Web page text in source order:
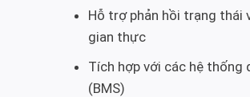
Hỗ trợ phản hồi trạng thái
gian thực
Tích hợp với các hệ thống
(BMS)